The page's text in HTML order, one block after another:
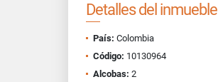
Detalles del inmueble
País: Colombia
Código: 10130964
Alcobas: 2